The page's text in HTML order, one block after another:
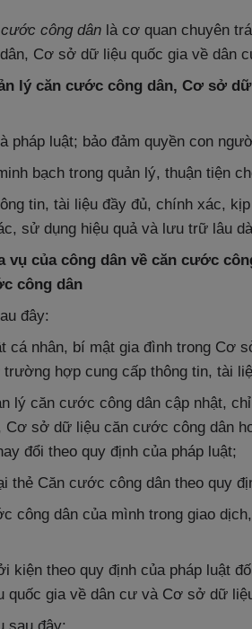
công dân là cơ quan chuyên
Cơ sở dữ liệu quốc gia về dân
lý căn cước công dân, Cơ sở
pháp luật; bảo đảm quyền con
bạch trong quản lý, thuận tiện
tin, tài liệu đầy đủ, chính xác,
sử dụng hiệu quả và lưu trữ lâu
vụ của công dân về căn cước
công dân
đây:
cá nhân, bí mật gia đình trong Cơ
hợp cung cấp thông tin, tài
lý căn cước công dân cập nhật,
Cơ sở dữ liệu căn cước công dân
đổi theo quy định của pháp luật;
thẻ Căn cước công dân theo quy
công dân của mình trong giao
kiện theo quy định của pháp luật
quốc gia về dân cư và Cơ sở dữ